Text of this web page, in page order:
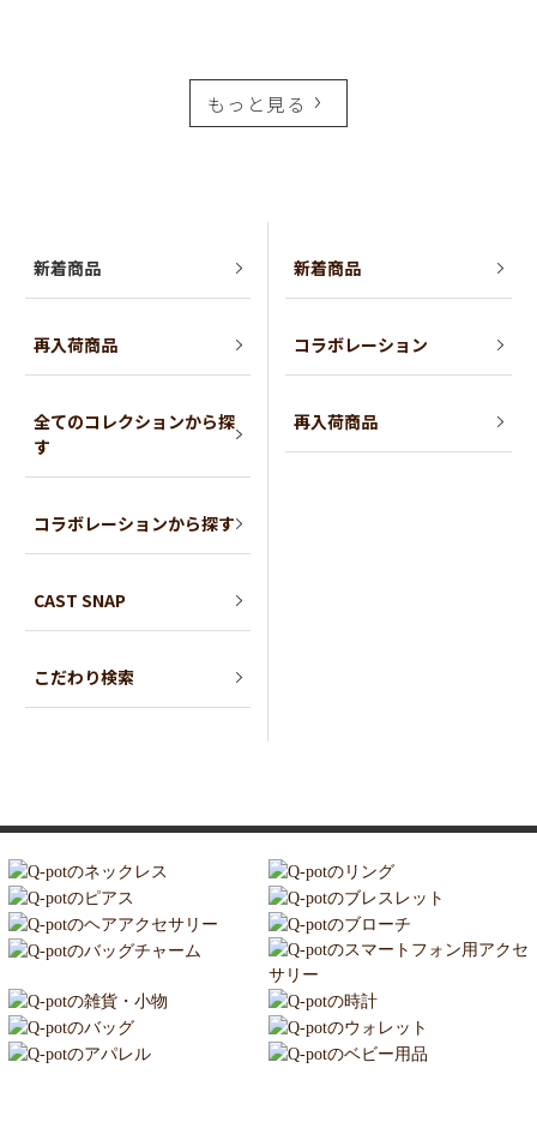
もっと見る
新着商品
再入荷商品
全てのコレクションから探
す
コラボレーションから探す
CAST SNAP
こだわり検索
新着商品
コラボレーション
再入荷商品